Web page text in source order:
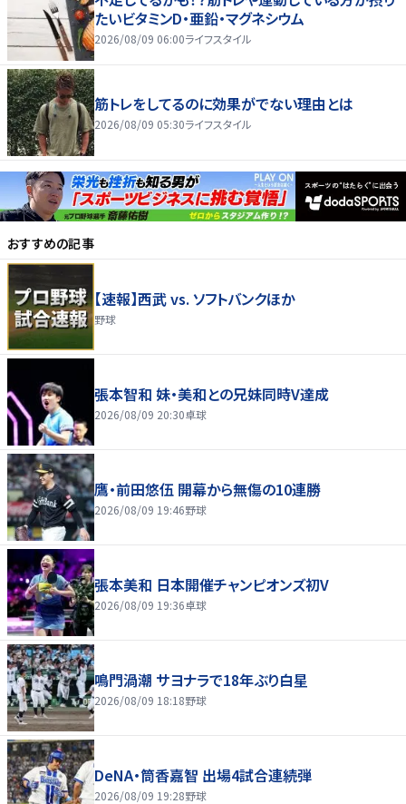
たいビタミンD・亜鉛・マグネシウム
2026/08/09 06:00ライフスタイル
筋トレをしてるのに効果がでない理由とは
2026/08/09 05:30ライフスタイル
おすすめの記事
【速報】西武 vs. ソフトバンクほか
野球
張本智和 妹・美和との兄妹同時V達成
2026/08/09 20:30卓球
鷹・前田悠伍 開幕から無傷の10連勝
2026/08/09 19:46野球
張本美和 日本開催チャンピオンズ初V
2026/08/09 19:36卓球
鳴門渦潮 サヨナラで18年ぶり白星
2026/08/09 18:18野球
DeNA・筒香嘉智 出場4試合連続弾
2026/08/09 19:28野球